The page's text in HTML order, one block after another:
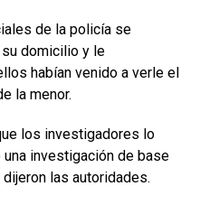
de la policía se
domicilio y le
habían venido a verle el
la menor.
los investigadores lo
investigación de base
las autoridades.